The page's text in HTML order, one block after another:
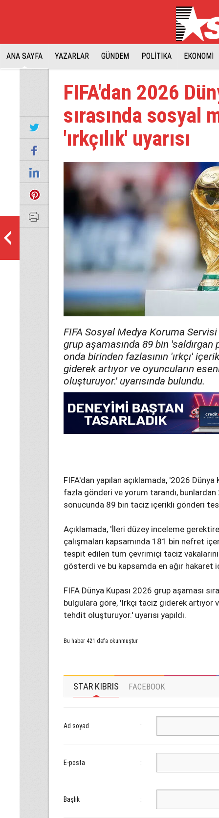
ANA SAYFA YAZARLAR GÜNDEM POLİTİKA EKONOMİ
FIFA'dan 2026
sırasında sosyal
'ırkçılık' uyarısı
FIFA Sosyal Medya Koruma Servisi
grup aşamasında 89 bin
onda birinden fazlasının 'ırkçı'
giderek artıyor ve oyuncuların
oluşturuyor.' uyarısında bulundu.
FIFA'dan yapılan açıklamada, '2026
fazla gönderi ve yorum tarandı,
sonucunda 89 bin taciz içerikli gönderi
Açıklamada, 'İleri düzey inceleme
çalışmaları kapsamında 181 bin nefret
tespit edilen tüm çevrimiçi taciz
gösterdi ve bu kapsamda en ağır hakaret
FIFA Dünya Kupası 2026 grup aşaması
bulgulara göre, 'Irkçı taciz giderek artıyor
tehdit oluşturuyor.' uyarısı yapıldı.
Bu haber 421 defa okunmuştur
STAR KIBRIS FACEBOOK
Ad soyad :
E-posta :
Başlık :